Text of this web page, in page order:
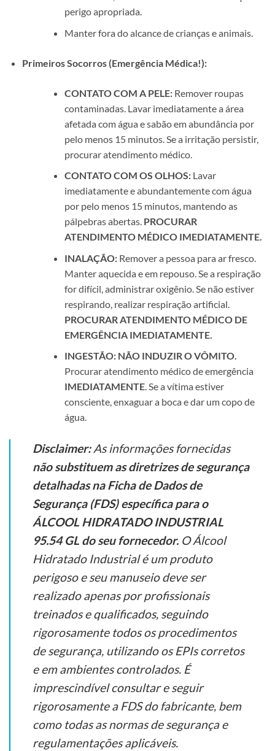
perigo apropriada.
Manter fora do alcance de crianças e animais.
Primeiros Socorros (Emergência Médica!):
CONTATO COM A PELE:Remover roupas
contaminadas. Lavar imediatamente a área
afetada com água e sabão em abundância por
pelo menos 15 minutos. Se a irritação persistir,
procurar atendimento médico.
CONTATO COM OS OLHOS:Lavar
imediatamente e abundantemente com água
por pelo menos 15 minutos, mantendo as
pálpebras abertas. PROCURAR
ATENDIMENTO MÉDICO IMEDIATAMENTE.
INALAÇÃO:Remover a pessoa para ar fresco.
Manter aquecida e em repouso. Se a respiração
for difícil, administrar oxigênio. Se não estiver
respirando, realizar respiração artificial.
PROCURAR ATENDIMENTO MÉDICO DE
EMERGÊNCIA IMEDIATAMENTE.
INGESTÃO: NÃO INDUZIR O VÔMITO.
Procurar atendimento médico de emergência
IMEDIATAMENTE. Se a vítima estiver
consciente, enxaguar a boca e dar um copo de
água.
Disclaimer:As informações fornecidas
não substituem as diretrizes de segurança
detalhadas na Ficha de Dados de
Segurança (FDS) específica para o
ÁLCOOL HIDRATADO INDUSTRIAL
95.54 GL do seu fornecedor. O Álcool
Hidratado Industrial é um produto
perigoso e seu manuseio deve ser
realizado apenas por profissionais
treinados e qualificados, seguindo
rigorosamente todos os procedimentos
de segurança, utilizando os EPIs corretos
e em ambientes controlados. É
imprescindível consultar e seguir
rigorosamente a FDS do fabricante, bem
como todas as normas de segurança e
regulamentações aplicáveis.